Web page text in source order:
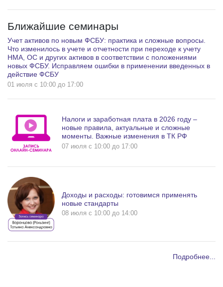
Ближайшие семинары
Учет активов по новым ФСБУ: практика и сложные вопросы.
Что изменилось в учете и отчетности при переходе к учету
НМА, ОС и других активов в соответствии с положениями
новых ФСБУ. Исправляем ошибки в применении введенных в
действие ФСБУ
01 июля c 10:00 до 17:00
Налоги и заработная плата в 2026 году –
новые правила, актуальные и сложные
моменты. Важные изменения в ТК РФ
07 июля c 10:00 до 17:00
Доходы и расходы: готовимся применять
новые стандарты
08 июля c 10:00 до 14:00
Подробнее...